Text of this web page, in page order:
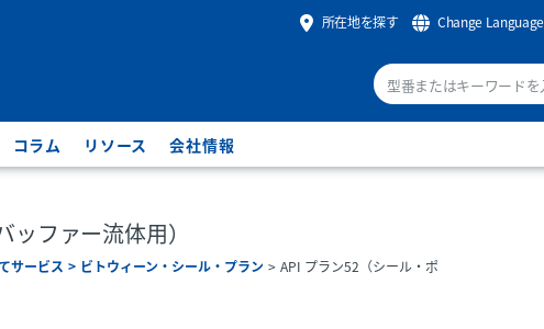
所在地を探す Change Language
コラム リソース 会社情報
ファー流体用）
サービス ビトウィーン・シール・プラン
API プラン52（シール・ポ